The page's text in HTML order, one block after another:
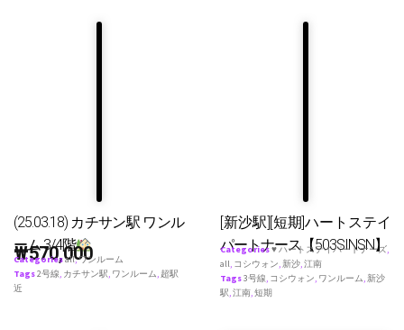
(25.03.18) カチサン駅 ワンル
ーム 3/4階
₩570,000
Categoriesall,ワンルーム
Tags2号線, カチサン駅, ワンルーム, 超駅
近
[新沙駅][短期]ハートステイ
パートナース【503SINSN】
Categories♥ ハートステイパートナーズ,
all, コシウォン,新沙,江南
Tags3号線, コシウォン, ワンルーム,新沙
駅,江南,短期